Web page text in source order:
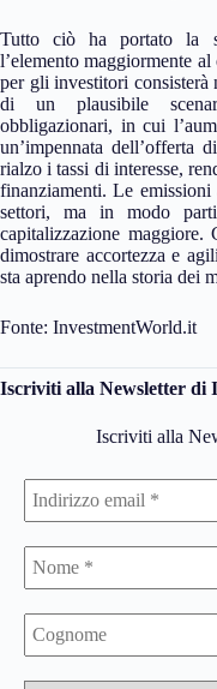
Tutto ciò ha portato la
l’elemento maggiormente
per gli investitori consisterà
di un plausibile
obbligazionari, in cui
un’impennata
rialzo i tassi di interesse,
finanziamenti. Le
settori, ma in modo
capitalizzazione
dimostrare accortezza e
sta aprendo nella storia dei
Fonte: InvestmentWorld.it
Iscriviti alla Newsletter di
Iscriviti alla